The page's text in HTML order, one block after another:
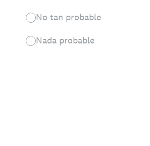
No tan probable
Nada probable